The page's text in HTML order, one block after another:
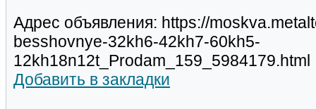
Адрес объявления: https://
besshovnye-32kh6-42kh7-60kh5-
12kh18n12t_Prodam_159_5984179.html
Добавить в закладки